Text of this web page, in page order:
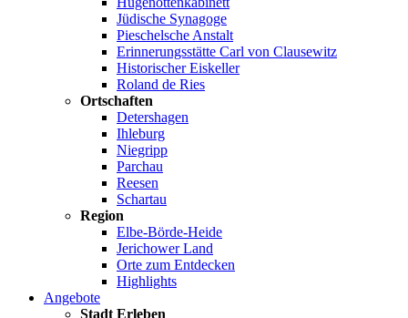
Jüdische Synagoge
Pieschelsche Anstalt
Erinnerungsstätte Carl von Clausewitz
Historischer Eiskeller
Roland de Ries
Ortschaften
Detershagen
Ihleburg
Niegripp
Parchau
Reesen
Schartau
Region
Elbe-Börde-Heide
Jerichower Land
Orte zum Entdecken
Highlights
Angebote
Stadt Erleben